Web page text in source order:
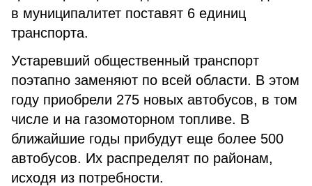
в муниципалитет поставят 6 единиц
транспорта.
Устаревший общественный транспорт
поэтапно заменяют по всей области. В этом
году приобрели 275 новых автобусов, в том
числе и на газомоторном топливе. В
ближайшие годы прибудут еще более 500
автобусов. Их распределят по районам,
исходя из потребности.